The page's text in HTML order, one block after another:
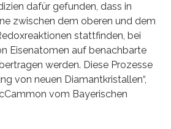
dafür gefunden, dass in
zwischen dem oberen und dem
stattfinden, bei
Eisenatomen auf benachbarte
werden. Diese Prozesse
von neuen Diamantkristallen“,
vom Bayerischen